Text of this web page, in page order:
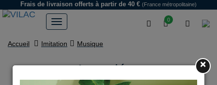
0
Frais de livraison offerts à partir de 40 € (France métropolitaine)
Accueil Imitation Musique
Accordéon ×